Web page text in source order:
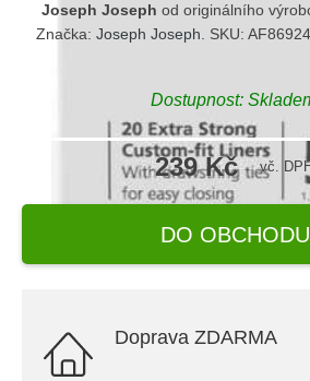
Joseph Joseph od originálního
Značka: Joseph Joseph . SKU:
Dostupnost:
239 Kč vč.
DO
Doprava ZDARMA